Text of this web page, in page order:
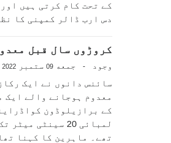
کے تحت کام کرتی ہیں
دس ارب ڈالر کمپنی کا
کروڑوں سال قبل
وجود - جمعه 09 ستمبر 2022
سائنس دانوں نے ایک
معدوم ہوجانے والے ایک
کے برازیلوڈون
لمبائی 20
تھے۔ ماہرین کا کہنا